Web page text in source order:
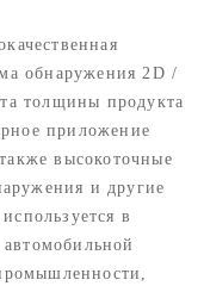
обнаружения 2D /
толщины продукта
приложение
высокоточные
и другие
в